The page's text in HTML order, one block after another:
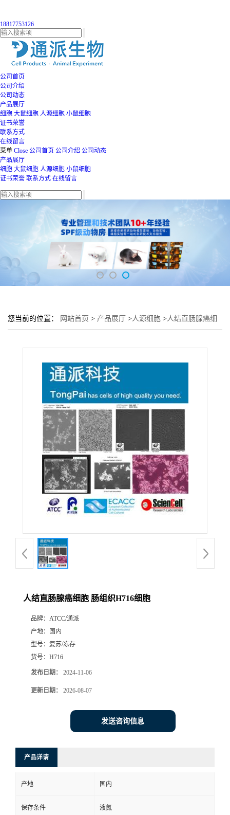
18817753126
公司首页
公司介绍
公司动态
产品展厅
细胞 大鼠细胞 人源细胞 小鼠细胞
证书荣誉
联系方式
在线留言
菜单 Close 公司首页 公司介绍 公司动态
产品展厅
细胞 大鼠细胞 人源细胞 小鼠细胞
证书荣誉 联系方式 在线留言
您当前的位置： 网站首页 > 产品展厅 >人源细胞 >人结直肠腺癌细
人结直肠腺癌细胞 肠组织H716细胞
品牌： ATCC/通派
产地：
国内
型号： 复苏/冻存
货号： H716
发布日期： 2024-11-06
更新日期： 2026-08-07
发送咨询信息
产品详请
产地 国内
保存条件 液氮